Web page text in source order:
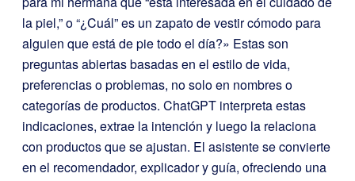
la piel,” o “¿Cuál” es un zapato de vestir cómodo para
alguien que está de pie todo el día?» Estas son
preguntas abiertas basadas en el estilo de vida,
preferencias o problemas, no solo en nombres o
categorías de productos. ChatGPT interpreta estas
indicaciones, extrae la intención y luego la relaciona
con productos que se ajustan. El asistente se convierte
en el recomendador, explicador y guía, ofreciendo una